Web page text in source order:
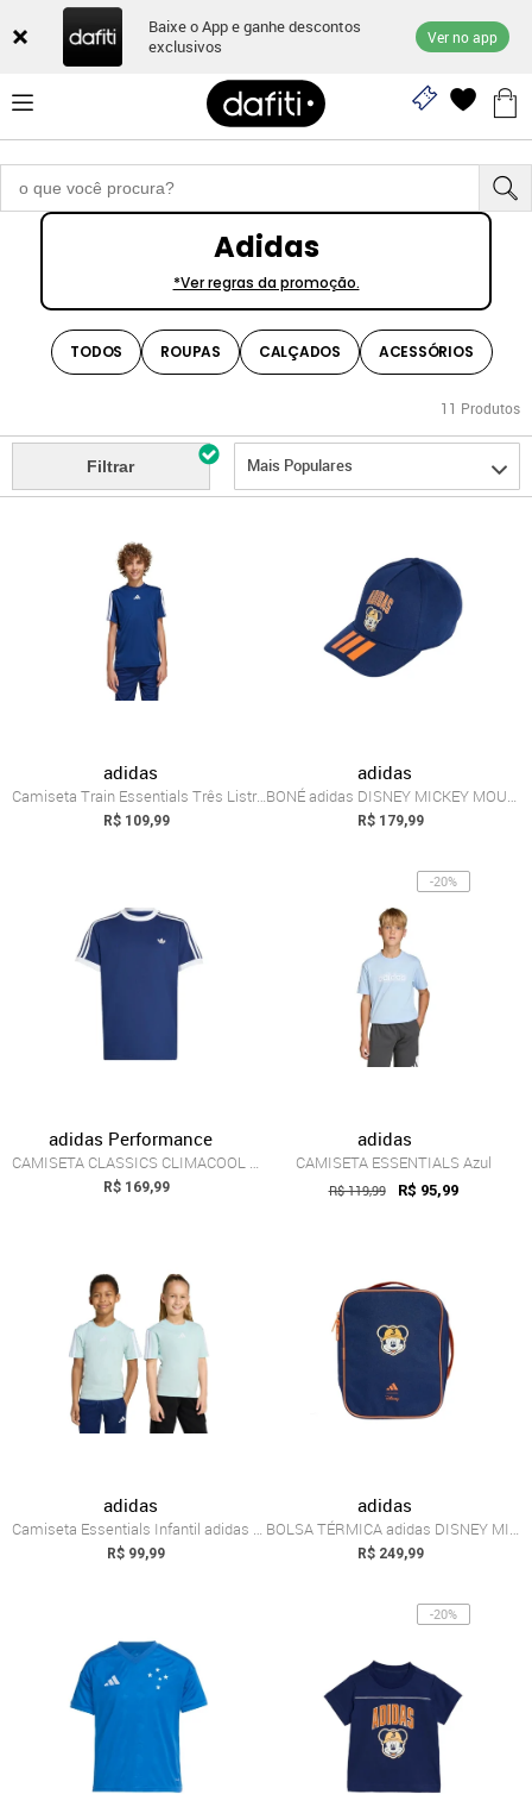
Baixe o App e ganhe descontos
exclusivos
Ver no app
Adidas
*Ver regras da promoção.
TODOS ROUPAS CALÇADOS ACESSÓRIOS
11 Produtos
Filtrar Mais Populares
adidas
Camiseta Train Essentials Três Listras I...
R$ 109,99
adidas
BONÉ adidas DISNEY MICKEY MOUSE Azul
R$ 179,99
adidas Performance
CAMISETA CLASSICS CLIMACOOL GAROTOS adid...
R$ 169,99
-20%
adidas
CAMISETA ESSENTIALS Azul
R$ 119,99 R$ 95,99
adidas
Camiseta Essentials Infantil adidas Spor...
R$ 99,99
adidas
BOLSA TÉRMICA adidas DISNEY MICKEY MOUSE Azul
R$ 249,99
-20%